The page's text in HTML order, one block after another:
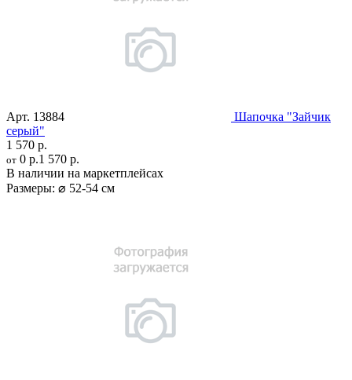
Арт. 13884
Шапочка "Зайчик
серый"
1 570 р.
от 0 р.1 570 р.
В наличии на маркетплейсах
Размеры: ⌀ 52-54 см